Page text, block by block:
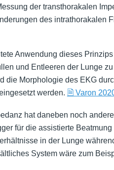
der transthorakalen
des intrathorakalen
Anwendung dieses
und Entleeren der Lunge
die Morphologie des EKG
werden. 🗎 Varon
hat daneben noch
für die assistierte
in der Lunge
System wäre zum